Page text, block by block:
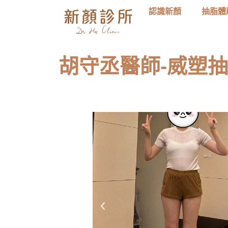
認識新顏 抽脂體
胡守丞醫師-威塑